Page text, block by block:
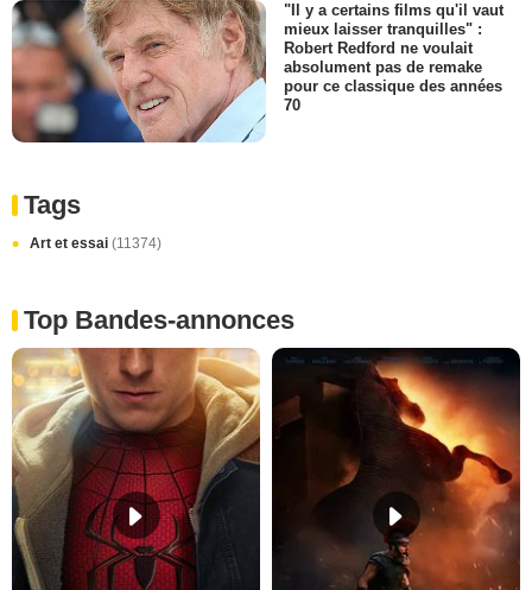
"Il y a certains films qu'il vaut
mieux laisser tranquilles" :
Robert Redford ne voulait
absolument pas de remake
pour ce classique des années
70
Tags
Art et essai (11374)
Top Bandes-annonces